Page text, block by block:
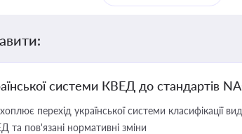
системи КВЕД до стандартів
перехід української системи класифікації
та пов'язані нормативні зміни